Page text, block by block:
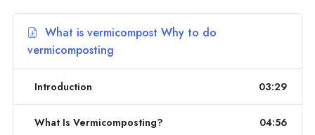
What is vermicompost Why to do
vermicomposting
Introduction 03:29
What Is Vermicomposting? 04:56